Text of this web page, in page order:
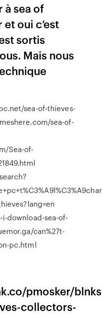
à sea of
oui c’est
sortis
Mais nous
sea-of-thieves-
sea-of-
Sea-of-
download-sea-of-
can%27t-
pc.html
pmosker/
collectors-